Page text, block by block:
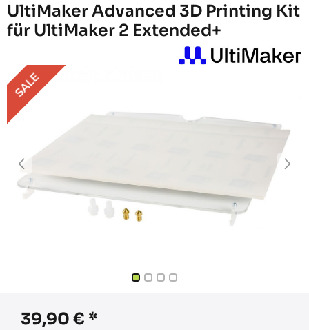
UltiMaker Advanced 3D Printing Kit
für UltiMaker 2 Extended+
SALE
39,90 €